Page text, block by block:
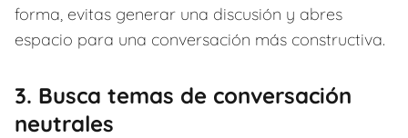
forma, evitas generar una discusión y abres
espacio para una conversación más constructiva.
3. Busca temas de conversación
neutrales